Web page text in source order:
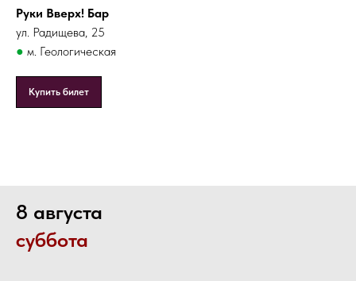
Руки Вверх! Бар
ул. Радищева, 25
● м. Геологическая
Купить билет
8 августа
суббота